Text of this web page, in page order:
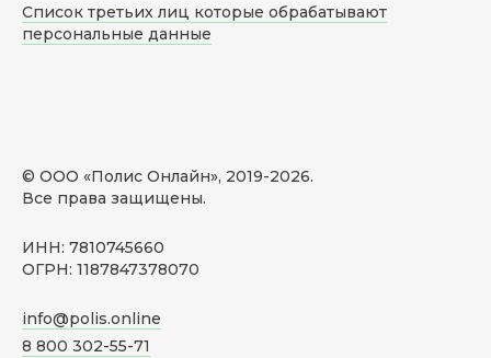
© ООО «Полис Онлайн», 2019-2026.
Все права защищены.
ИНН: 7810745660
ОГРН: 1187847378070
info@polis.online
8 800 302-55-71
Список третьих лиц которые обрабатывают
персональные данные